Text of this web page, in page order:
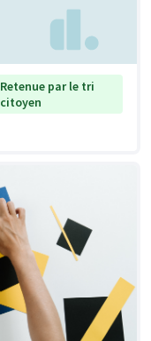
Retenue par le tri
citoyen